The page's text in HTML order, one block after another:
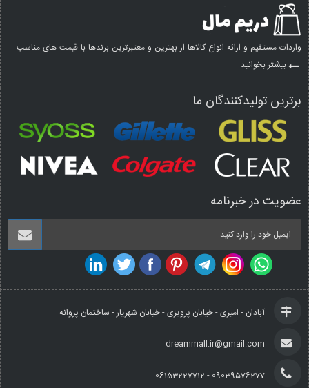
واردات مستقیم و ارائه انواع کالاها از بهترین و معتبرترین برندها با قیمت های مناسب ...
بیشتر بخوانید
برترین تولیدکنندگان ما
عضویت در خبرنامه
آبادان - امیری - خیابان پرویزی - خیابان شهریار - ساختمان پروانه
dreammall.ir@gmail.com
09039576277 - 06153227712